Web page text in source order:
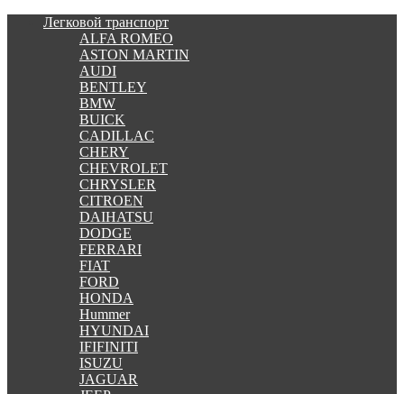
Легковой транспорт
ALFA ROMEO
ASTON MARTIN
AUDI
BENTLEY
BMW
BUICK
CADILLAC
CHERY
CHEVROLET
CHRYSLER
CITROEN
DAIHATSU
DODGE
FERRARI
FIAT
FORD
HONDA
Hummer
HYUNDAI
IFIFINITI
ISUZU
JAGUAR